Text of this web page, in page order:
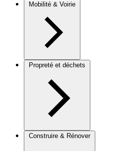
Mobilité & Voirie
Propreté et déchets
Construire & Rénover